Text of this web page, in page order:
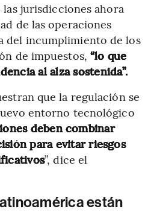
las jurisdicciones ahora
de las operaciones
del incumplimiento de los
de impuestos, “lo que
al alza sostenida”.
que la regulación se
entorno tecnológico
deben combinar
para evitar riesgos
”, dice el
están